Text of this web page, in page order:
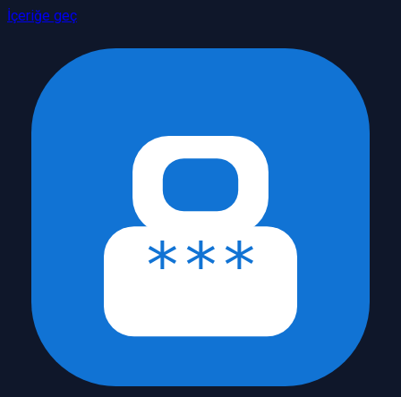
İçeriğe geç